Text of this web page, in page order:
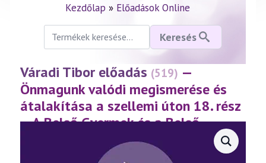
Kezdőlap » Előadások Online
Keresés
következőre:
Keresés
Váradi Tibor előadás (519) —
Önmagunk valódi megismerése és
átalakítása a szellemi úton 18. rész
– A Belső Gyermek és a Belső
(2009.04.26.)